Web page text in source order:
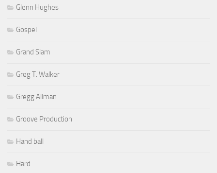
Glenn Hughes
Gospel
Grand Slam
Greg T. Walker
Gregg Allman
Groove Production
Hand ball
Hard